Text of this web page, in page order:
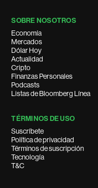
SOBRE NOSOTROS
Economía
Mercados
Dólar Hoy
Actualidad
Cripto
Finanzas Personales
Podcasts
Listas de Bloomberg Línea
TÉRMINOS DE USO
Suscríbete
Política de privacidad
Términos de suscripción
Tecnología
T&C